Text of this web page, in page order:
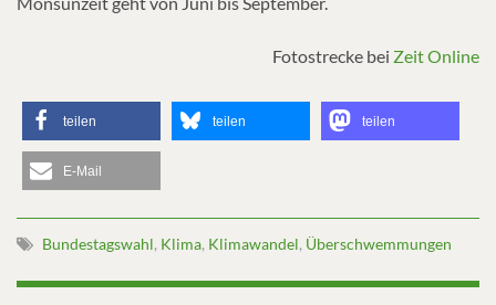
Fotostrecke bei Zeit Online
teilen teilen teilen
E-Mail
Bundestagswahl, Klima, Klimawandel, Überschwemmungen